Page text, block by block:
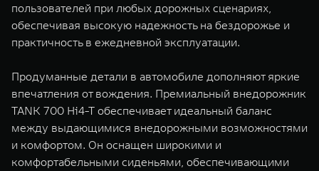
пользователей при любых дорожных сценариях,
обеспечивая высокую надежность на бездорожье и
практичность в ежедневной эксплуатации.
Продуманные детали в автомобиле дополняют яркие
впечатления от вождения. Премиальный внедорожник
TANK 700 Hi4-T обеспечивает идеальный баланс
между выдающимися внедорожными возможностями
и комфортом. Он оснащен широкими и
комфортабельными сиденьями, обеспечивающими